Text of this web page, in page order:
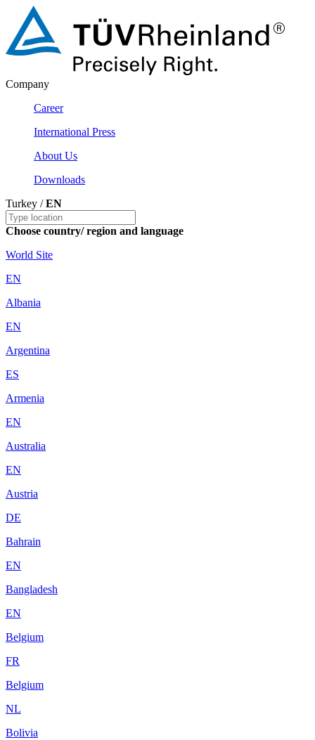
Company
Career
International Press
About Us
Downloads
Turkey /EN
Choose country/ region and language
World Site
EN
Albania
EN
Argentina
ES
Armenia
EN
Australia
EN
Austria
DE
Bahrain
EN
Bangladesh
EN
Belgium
FR
Belgium
NL
Bolivia